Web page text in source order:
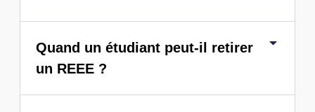
Quand un étudiant peut-il retirer
un REEE ?